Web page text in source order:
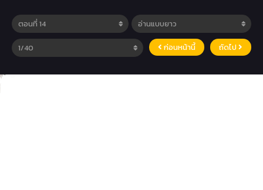
ก่อนหน้านี้ ถัดไป